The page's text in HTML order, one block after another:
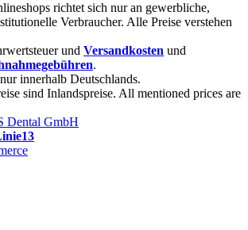
richtet sich nur an gewerbliche,
Verbraucher. Alle Preise verstehen
und Versandkosten und
.
innerhalb Deutschlands.
sind Inlandspreise. All mentioned prices are
Dental GmbH